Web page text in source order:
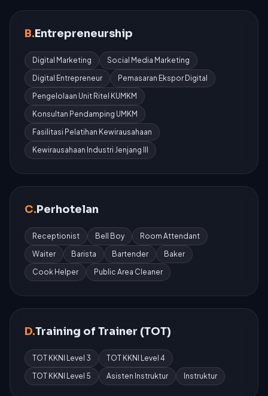
B.Entrepreneurship
Digital Marketing
Social Media Marketing
Digital Entrepreneur
Pemasaran Ekspor Digital
Pengelolaan Unit Ritel KUMKM
Konsultan Pendamping UMKM
Fasilitasi Pelatihan Kewirausahaan
Kewirausahaan Industri Jenjang III
C.Perhotelan
Receptionist Bell Boy
Room Attendant
Waiter
Barista Bartender
Baker
Cook Helper
Public Area Cleaner
D.Training of Trainer (TOT)
TOT KKNI Level 3
TOT KKNI Level 4
TOT KKNI Level 5
Asisten Instruktur Instruktur